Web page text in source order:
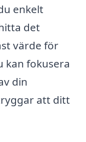
enkelt
det
värde för
kan fokusera
din
att ditt